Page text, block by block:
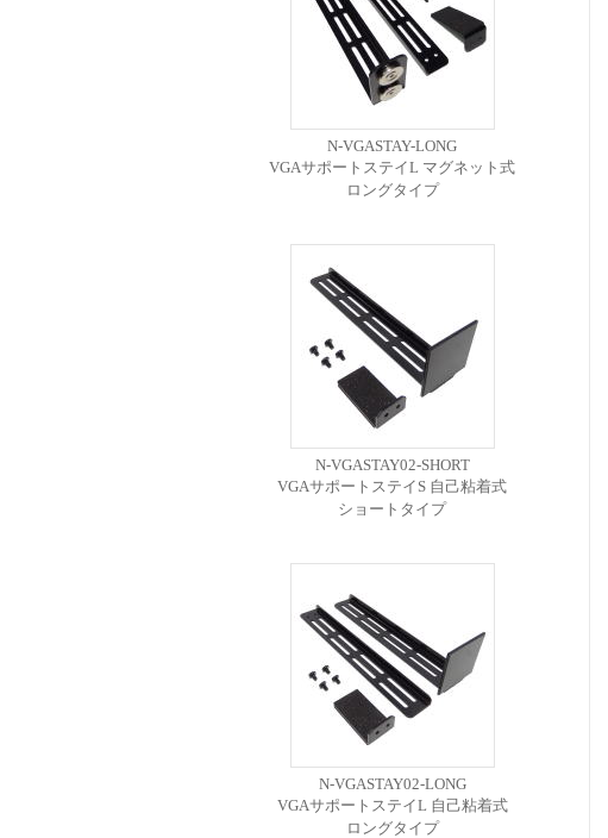
N-VGASTAY-LONG
VGAサポートステイL マグネット式
ロングタイプ
N-VGASTAY02-SHORT
VGAサポートステイS 自己粘着式
ショートタイプ
N-VGASTAY02-LONG
VGAサポートステイL 自己粘着式
ロングタイプ